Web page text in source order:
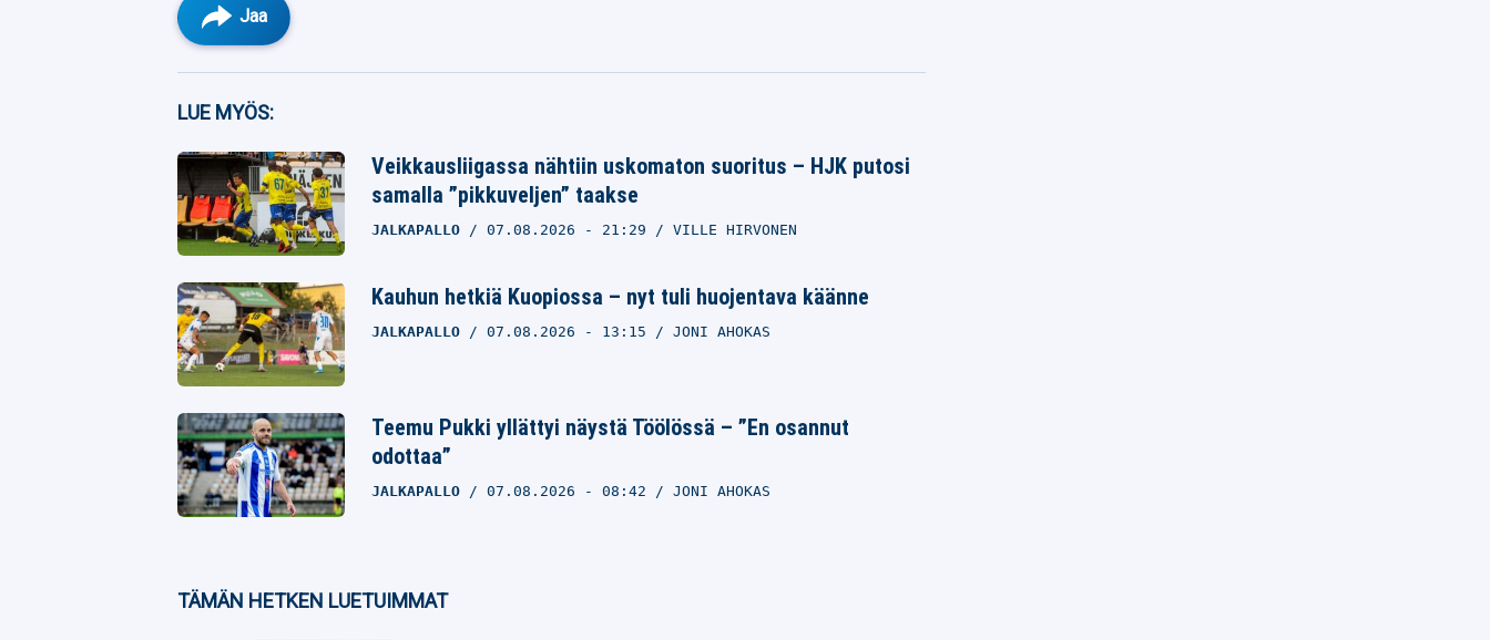
Jaa
Facebook
Twitter
Whatsapp
LUE MYÖS:
Veikkausliigassa nähtiin uskomaton suoritus – HJK putosi
samalla ”pikkuveljen” taakse
JALKAPALLO 07.08.2026 - 21:29 VILLE HIRVONEN
Kauhun hetkiä Kuopiossa – nyt tuli huojentava käänne
JALKAPALLO 07.08.2026 - 13:15 JONI AHOKAS
Teemu Pukki yllättyi näystä Töölössä – ”En osannut
odottaa”
JALKAPALLO 07.08.2026 - 08:42 JONI AHOKAS
TÄMÄN HETKEN LUETUIMMAT